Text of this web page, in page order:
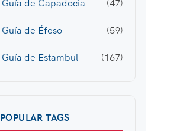
Guía de Capadocia (47)
Guía de Éfeso (59)
Guía de Estambul (167)
POPULAR TAGS